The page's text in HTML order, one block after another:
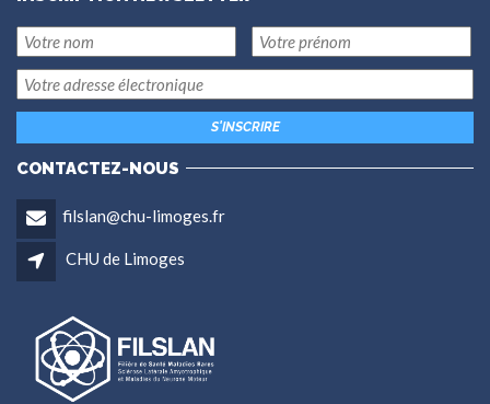
CONTACTEZ-NOUS
filslan@chu-limoges.fr
CHU de Limoges